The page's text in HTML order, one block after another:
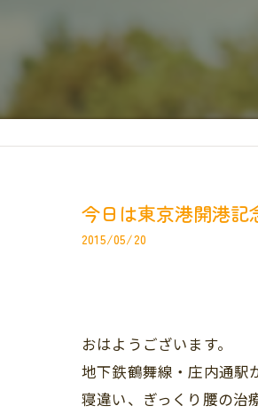
今日は東京港開港
2015/05/20
おはようございます。
地下鉄鶴舞線・庄内通駅
寝違い、ぎっくり腰の治